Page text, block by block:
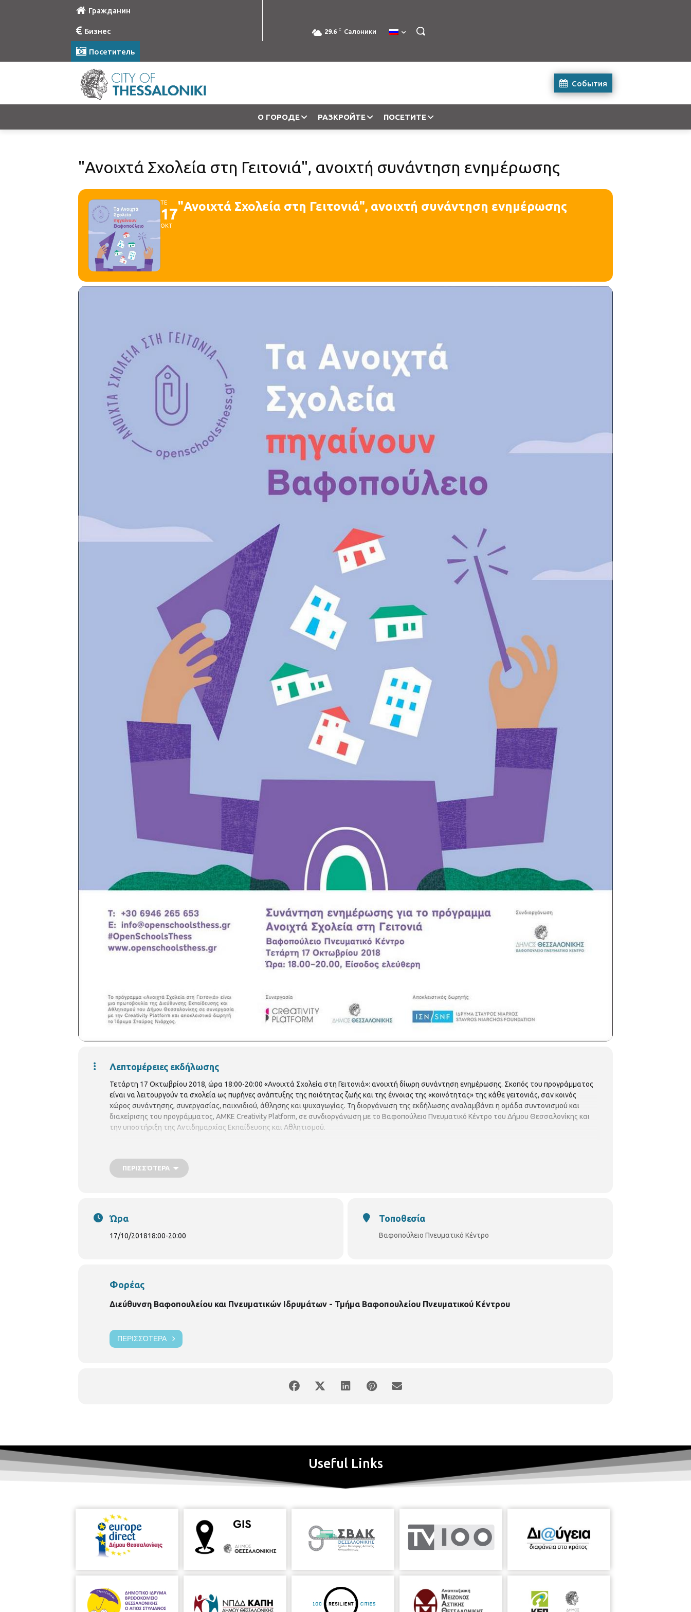
Гражданин
Бизнес
Посетитель
29.6 C Салоники
События
О ГОРОДЕ РАЗКРОЙТЕ ПОСЕТИТЕ
"Ανοιχτά Σχολεία στη Γειτονιά", ανοιχτή συνάντηση ενημέρωσης
ΤΕ
17
ΟΚΤ
"Ανοιχτά Σχολεία στη Γειτονιά", ανοιχτή συνάντηση ενημέρωσης
Λεπτομέρειες εκδήλωσης
Τετάρτη 17 Οκτωβρίου 2018, ώρα 18:00-20:00 «Ανοιχτά Σχολεία στη Γειτονιά»: ανοιχτή δίωρη συνάντηση ενημέρωσης. Σκοπός του προγράμματος
είναι να λειτουργούν τα σχολεία ως πυρήνες ανάπτυξης της ποιότητας ζωής και της έννοιας της «κοινότητας» της κάθε γειτονιάς, σαν κοινός
χώρος συνάντησης, συνεργασίας, παιχνιδιού, άθλησης και ψυχαγωγίας. Τη διοργάνωση της εκδήλωσης αναλαμβάνει η ομάδα συντονισμού και
διαχείρισης του προγράμματος, ΑΜΚΕ Creativity Platform, σε συνδιοργάνωση με το Βαφοπούλειο Πνευματικό Κέντρο του Δήμου Θεσσαλονίκης και
την υποστήριξη της Αντιδημαρχίας Εκπαίδευσης και Αθλητισμού.
ΠΕΡΙΣΣΌΤΕΡΑ
Ώρα
17/10/201818:00-20:00
Τοποθεσία
Βαφοπούλειο Πνευματικό Κέντρο
Φορέας
Διεύθυνση Βαφοπουλείου και Πνευματικών Ιδρυμάτων - Τμήμα Βαφοπουλείου Πνευματικού Κέντρου
ΠΕΡΙΣΣΌΤΕΡΑ
Useful Links